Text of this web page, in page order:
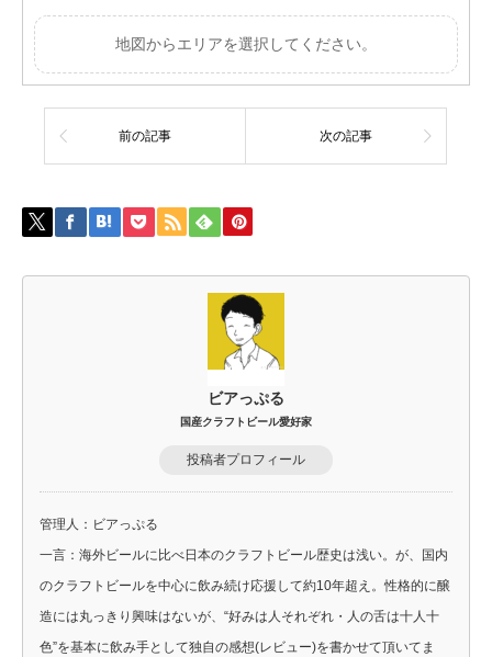
地図からエリアを選択してください。
前の記事 次の記事
ビアっぷる
国産クラフトビール愛好家
投稿者プロフィール
管理人：ビアっぷる
一言：海外ビールに比べ日本のクラフトビール歴史は浅い。が、国内
のクラフトビールを中心に飲み続け応援して約10年超え。性格的に醸
造には丸っきり興味はないが、“好みは人それぞれ・人の舌は十人十
色”を基本に飲み手として独自の感想(レビュー)を書かせて頂いてま